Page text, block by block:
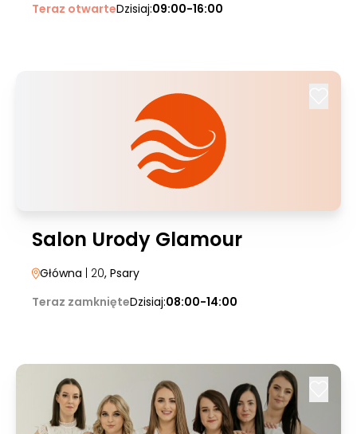
Teraz otwarteDzisiaj:09:00-16:00
Salon Urody Glamour
Główna | 20, Psary
Teraz zamknięteDzisiaj:08:00-14:00